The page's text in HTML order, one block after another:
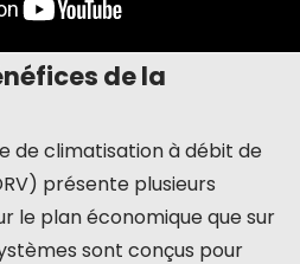
de la
de climatisation à débit de
présente plusieurs
le plan économique que sur
sont conçus pour